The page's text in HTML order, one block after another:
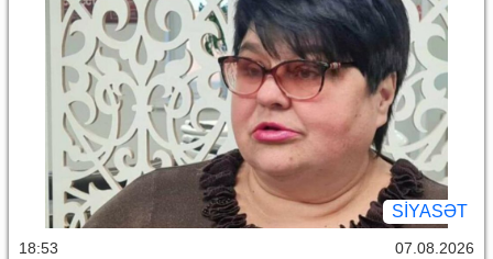
SİYASƏT
18:53 07.08.2026